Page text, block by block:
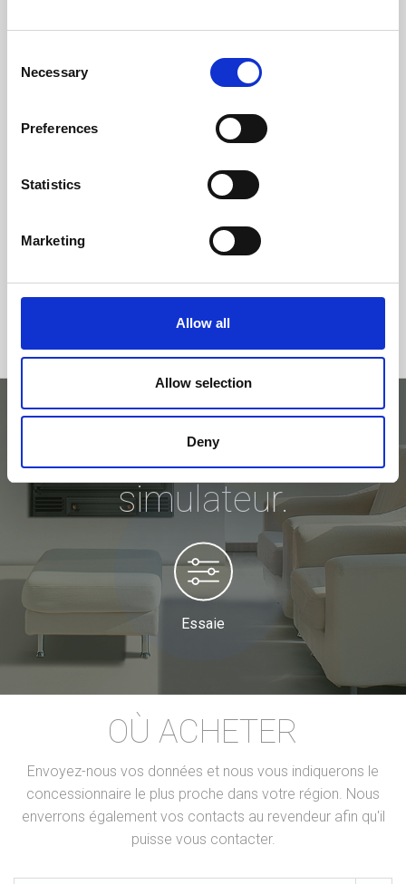
Selection
Necessary
Preferences
Statistics
Marketing
Allow all
Allow selection
Deny
Essayez avec le
simulateur.
Essaie
OÙ ACHETER
Envoyez-nous vos données et nous vous indiquerons le
concessionnaire le plus proche dans votre région. Nous
enverrons également vos contacts au revendeur afin qu'il
puisse vous contacter.